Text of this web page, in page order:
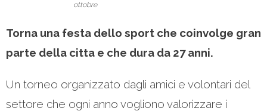
ottobre
Torna una festa dello sport che coinvolge gran
parte della citta e che dura da 27 anni.
Un torneo organizzato dagli amici e volontari del
settore che ogni anno vogliono valorizzare i